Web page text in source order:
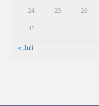
24 25 26
31
« Juli